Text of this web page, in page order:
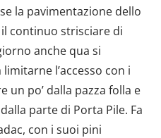
la pavimentazione dello
continuo strisciare di
anche qua si
l’accesso con i
un po’ dalla pazza folla e
parte di Porta Pile. Fa
con i suoi pini